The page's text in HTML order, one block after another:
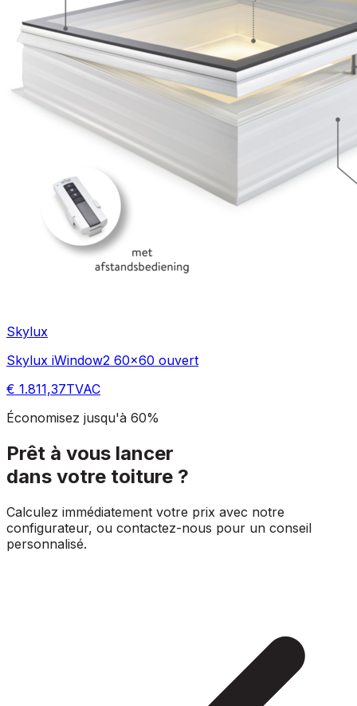
Skylux
Skylux iWindow2 60x60 ouvert
€ 1.811,37TVAC
Économisez jusqu'à 60%
Prêt à vous lancer
dans votre toiture ?
Calculez immédiatement votre prix avec notre
configurateur, ou contactez-nous pour un conseil
personnalisé.